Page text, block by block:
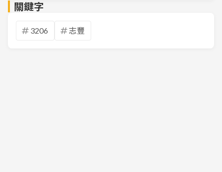
關鍵字
3206 志豐